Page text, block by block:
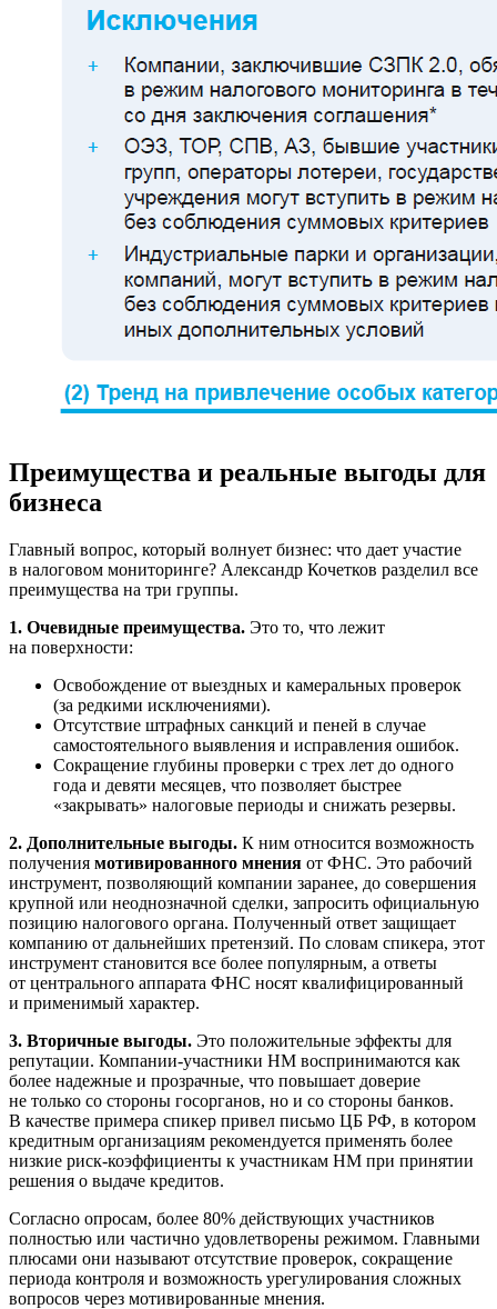
Преимущества и реальные выгоды для
бизнеса
Главный вопрос, который волнует бизнес: что дает участие
в налоговом мониторинге? Александр Кочетков разделил все
преимущества на три группы.
1. Очевидные преимущества. Это то, что лежит
на поверхности:
Освобождение от выездных и камеральных проверок
(за редкими исключениями).
Отсутствие штрафных санкций и пеней в случае
самостоятельного выявления и исправления ошибок.
Сокращение глубины проверки с трех лет до одного
года и девяти месяцев, что позволяет быстрее
«закрывать» налоговые периоды и снижать резервы.
2. Дополнительные выгоды. К ним относится возможность
получения мотивированного мнения от ФНС. Это рабочий
инструмент, позволяющий компании заранее, до совершения
крупной или неоднозначной сделки, запросить официальную
позицию налогового органа. Полученный ответ защищает
компанию от дальнейших претензий. По словам спикера, этот
инструмент становится все более популярным, а ответы
от центрального аппарата ФНС носят квалифицированный
и применимый характер.
3. Вторичные выгоды. Это положительные эффекты для
репутации. Компании-участники НМ воспринимаются как
более надежные и прозрачные, что повышает доверие
не только со стороны госорганов, но и со стороны банков.
В качестве примера спикер привел письмо ЦБ РФ, в котором
кредитным организациям рекомендуется применять более
низкие риск-коэффициенты к участникам НМ при принятии
решения о выдаче кредитов.
Согласно опросам, более 80% действующих участников
полностью или частично удовлетворены режимом. Главными
плюсами они называют отсутствие проверок, сокращение
периода контроля и возможность урегулирования сложных
вопросов через мотивированные мнения.